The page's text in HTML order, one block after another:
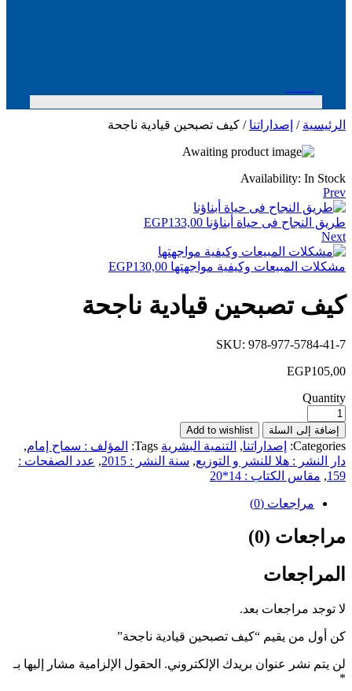
/ إصداراتنا/ كيف تصبحين قيادية ناجحة
Availability:
فى حياة أبناؤنا EGP133,00
المبيعات وكيفية مواجهتها EGP130,00
تصبحين قيادية ناجحة
SKU:978-977-
EGP
السلة Add to wishlist
إصداراتنا,التنمية البشرية Tags: المؤلف : سماح إمام,
: هلا للنشر و التوزيع, سنة النشر : 2015 , عدد الصفحات :
الكتاب : 14*20
(0)
(0)
مراجعات بعد.
من يقيم “كيف تصبحين قيادية ناجحة”
عنوان بريدك الإلكتروني. الحقول الإلزامية مشار إليها بـ